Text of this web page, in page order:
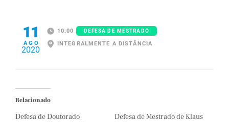
11
AGO
2020
10:00 DEFESA DE MESTRADO
INTEGRALMENTE A DISTÂNCIA
Relacionado
Defesa de Doutorado
Defesa de Mestrado de Klaus